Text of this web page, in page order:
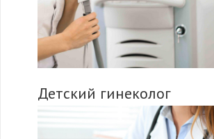
Детский гинеколог